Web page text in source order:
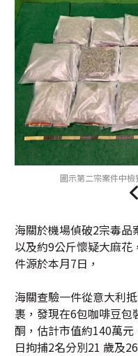
圖示第二宗案件中
海關於機場偵破2宗毒品
以及約9公斤懷疑大麻
件源於本月7日，
海關查驗一件從意大利
裹，發現在6包咖啡豆
酮，估計市值約140萬
日拘捕2名分別21 歲及